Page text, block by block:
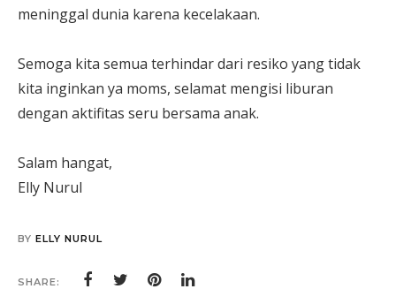
meninggal dunia karena kecelakaan.
Semoga kita semua terhindar dari resiko yang tidak
kita inginkan ya moms, selamat mengisi liburan
dengan aktifitas seru bersama anak.
Salam hangat,
Elly Nurul
BY ELLY NURUL
SHARE: